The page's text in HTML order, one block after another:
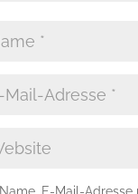
Name, E-Mail-